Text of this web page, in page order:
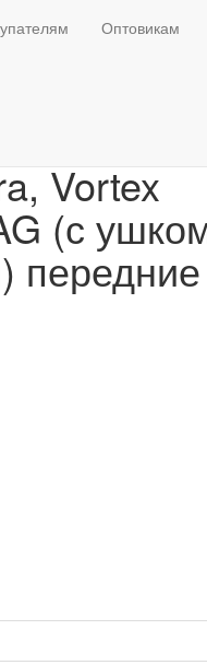
Оптовикам
Vortex
(с
передние